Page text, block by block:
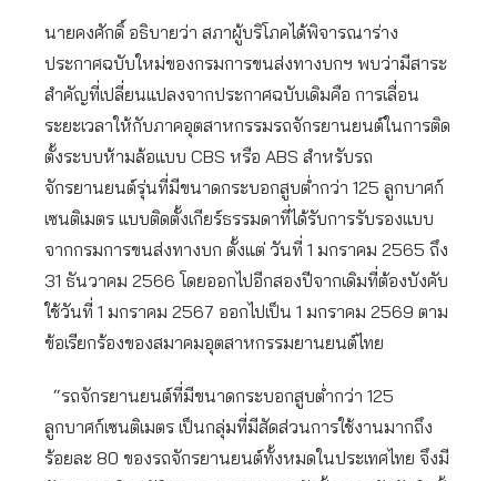
นายคงศักดิ์ อธิบายว่า สภาผู้บริโภคได้พิจารณาร่าง
ประกาศฉบับใหม่ของกรมการขนส่งทางบกฯ พบว่ามีสาระ
สำคัญที่เปลี่ยนแปลงจากประกาศฉบับเดิมคือ การเลื่อน
ระยะเวลาให้กับภาคอุตสาหกรรมรถจักรยานยนต์ในการติด
ตั้งระบบห้ามล้อแบบ CBS หรือ ABS สำหรับรถ
จักรยานยนต์รุ่นที่มีขนาดกระบอกสูบต่ำกว่า 125 ลูกบาศก์
เซนติเมตร แบบติดตั้งเกียร์ธรรมดาที่ได้รับการรับรองแบบ
จากกรมการขนส่งทางบก ตั้งแต่ วันที่ 1 มกราคม 2565 ถึง
31 ธันวาคม 2566 โดยออกไปอีกสองปีจากเดิมที่ต้องบังคับ
ใช้วันที่ 1 มกราคม 2567 ออกไปเป็น 1 มกราคม 2569 ตาม
ข้อเรียกร้องของสมาคมอุตสาหกรรมยานยนต์ไทย
“รถจักรยานยนต์ที่มีขนาดกระบอกสูบต่ำกว่า 125
ลูกบาศก์เซนติเมตร เป็นกลุ่มที่มีสัดส่วนการใช้งานมากถึง
ร้อยละ 80 ของรถจักรยานยนต์ทั้งหมดในประเทศไทย จึงมี